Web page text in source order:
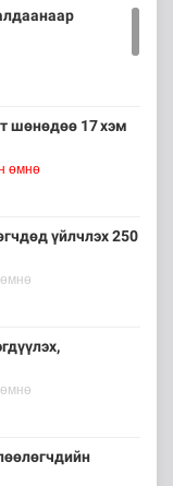
шөнөдөө 17 хэм
өмнө
үйлчлэх 250